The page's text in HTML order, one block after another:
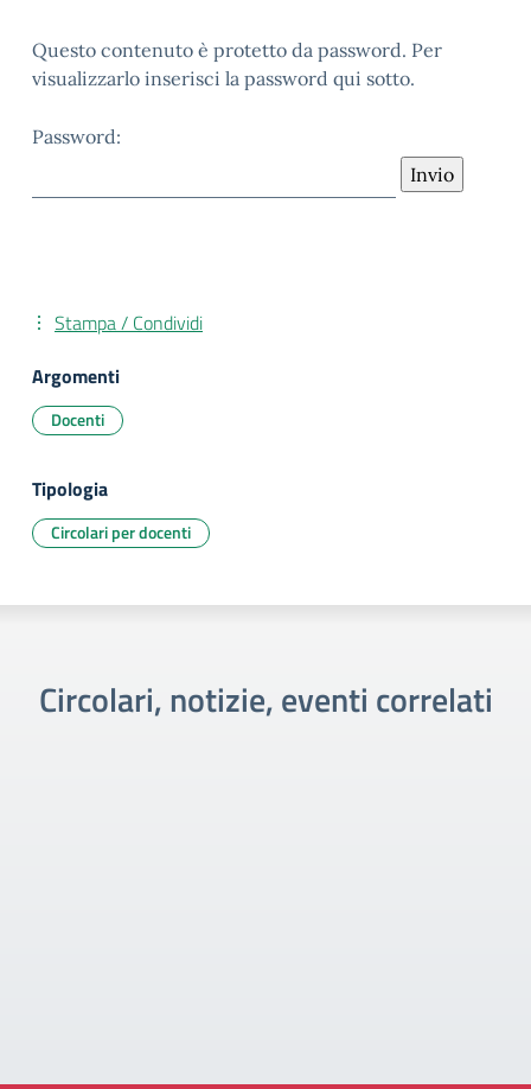
Questo contenuto è protetto da password. Per
visualizzarlo inserisci la password qui sotto.
Password:
Stampa / Condividi
Argomenti
Docenti
Tipologia
Circolari per docenti
Circolari, notizie, eventi correlati